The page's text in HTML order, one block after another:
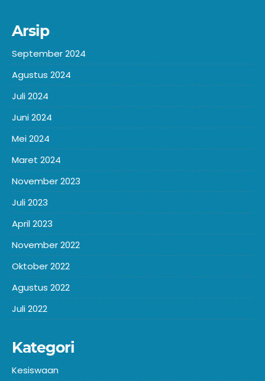
Arsip
September 2024
Agustus 2024
Juli 2024
Juni 2024
Mei 2024
Maret 2024
November 2023
Juli 2023
April 2023
November 2022
Oktober 2022
Agustus 2022
Juli 2022
Kategori
Kesiswaan